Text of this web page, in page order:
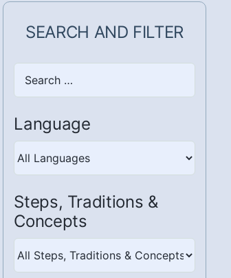
SEARCH AND FILTER
Language
Steps, Traditions &
Concepts
Traditions